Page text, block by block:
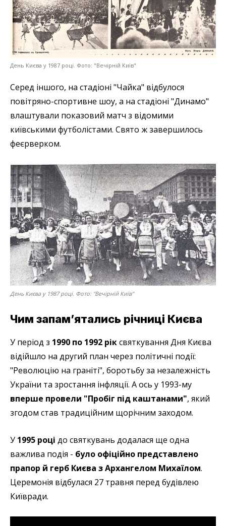
День Києва у 1987 році. Фото: "Вечірній Київ"
Серед іншого, на стадіоні "Чайка" відбулося
повітряно-спортивне шоу, а на стадіоні "Динамо"
влаштували показовий матч з відомими
київськими футболістами. Свято ж завершилось
феєрверком.
День Києва у 1987 році. Фото: "Вечірній Київ"
Чим запам’ятались річниці Києва
У період з 1990 по 1992 ріксвяткування Дня Києва
відійшло на другий план через політичні події:
"Революцію на граніті", боротьбу за незалежність
України та зростання інфляції. А ось у 1993-му
вперше провели "Пробіг під каштанами", який
згодом став традиційним щорічним заходом.
У 1995 році до святкувань додалася ще одна
важлива подія - було офіційно представлено
прапор й герб Києва з Архангелом Михаїлом.
Церемонія відбулася 27 травня перед будівлею
Київради.